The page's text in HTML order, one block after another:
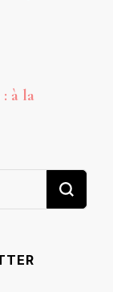
à la